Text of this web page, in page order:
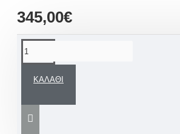
345,00€
ΚΑΛΆΘΙ
χειροποίητη